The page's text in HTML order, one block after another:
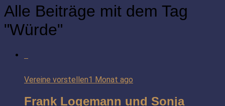
Alle Beiträge mit dem Tag
"Würde"
Vereine vorstellen1 Monat ago
Frank Logemann und Sonja